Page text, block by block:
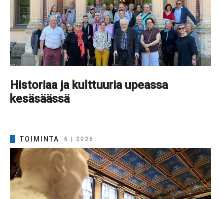
Historiaa ja kulttuuria upeassa
kesäsäässä
TOIMINTA 6 | 2026